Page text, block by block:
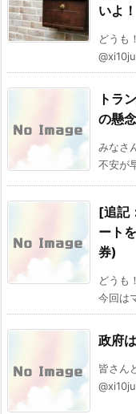
いよ！
どうも
トラ
の懸
みなさ
不安が
[追記
ート
券)
どうも
今回は
政府
皆さん